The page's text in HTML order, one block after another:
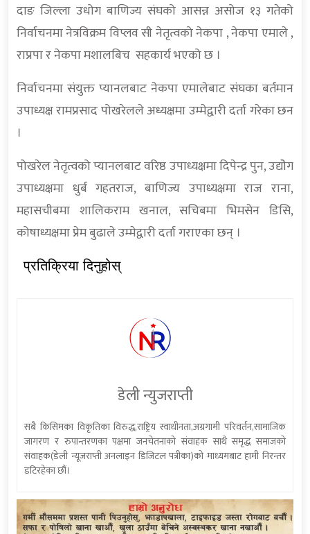
दाङ जिल्ला उधोग बाणिज्य संघको आसन्न असोज १३ गतेको
निर्वाचनमा नेत्रविक्रम विप्लव सी नेतृत्वको नेकपा , नेकपा एमाले ,
राप्रपा र नेकपा मशालबिच सहकार्य भएको छ ।
निर्वाचनमा संयुक्त प्यानलबाट नेकपा एमालेबाट संघका बर्तमान
उपाध्यक्ष रामप्रसाद पोखरेलले अध्यक्षमा उम्मेद्वारी दर्ता गरेका छन
।
पोखरेल नेतृत्वको प्यानलबाट वरिष्ठ उपाध्यक्षमा दिपेन्द्र पुन, उद्याेेग
उपाध्यक्षमा धुर्ब गहतराज, बाणिज्य उपाध्यक्षमा राज राना,
महासचीबमा शालिकराम खनाल, सचिबमा भिमसेन डिसि,
कोषाध्यक्षमा प्रेम बुढाले उम्मेद्वारी दर्ता गराएका छन् ।
प्रतिक्रिया दिनुहोस्
डेली न्युजराप्ती
सबै किसिमका विकृतिका विरुद्ध,राष्ट्रिय स्वाधीनता,अग्रगामी परिवर्तन,सामाजिक
जागरण र रुपान्तरणका पक्षमा जनचेतनाको संवाहक साथै समृद्ध समाजको
संवाहक(डेली न्यूजराप्ती अनलाइन डिजिटल पत्रीका)को माध्यमबाट हामी निरन्तर
डटिरहेका छौं।